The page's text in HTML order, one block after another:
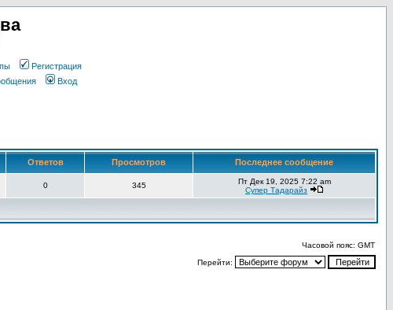
Регистрация
Вход
Ответов Просмотров Последнее сообщение
0 345
Пт Дек 19, 2025 7:22 am
Супер Тадарайз
Часовой пояс: GMT
Перейти: